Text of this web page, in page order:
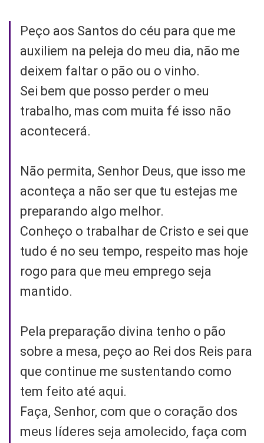
Peço aos Santos do céu para que me
auxiliem na peleja do meu dia, não me
deixem faltar o pão ou o vinho.
Sei bem que posso perder o meu
trabalho, mas com muita fé isso não
acontecerá.
Não permita, Senhor Deus, que isso me
aconteça a não ser que tu estejas me
preparando algo melhor.
Conheço o trabalhar de Cristo e sei que
tudo é no seu tempo, respeito mas hoje
rogo para que meu emprego seja
mantido.
Pela preparação divina tenho o pão
sobre a mesa, peço ao Rei dos Reis para
que continue me sustentando como
tem feito até aqui.
Faça, Senhor, com que o coração dos
meus líderes seja amolecido, faça com